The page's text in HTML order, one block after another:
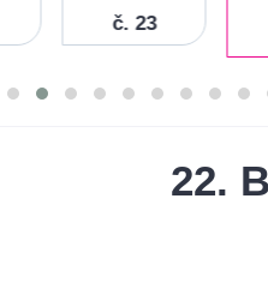
č. 23
22.